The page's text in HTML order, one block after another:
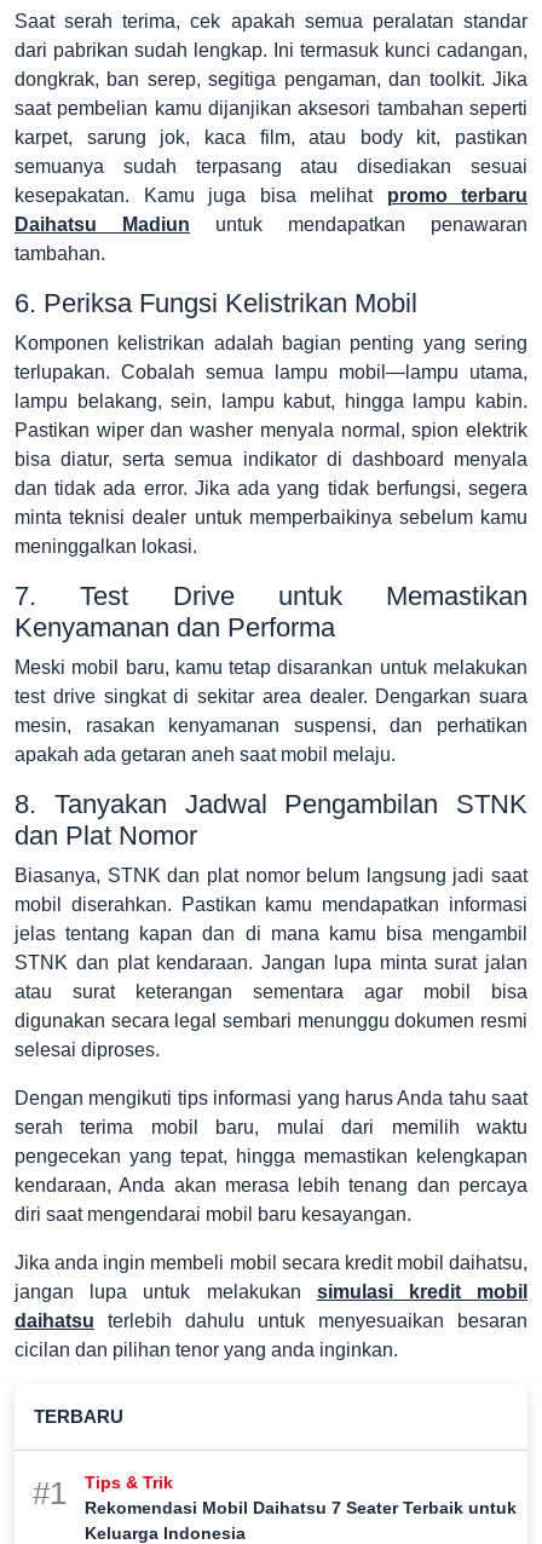
Saat serah terima, cek apakah semua peralatan standar
dari pabrikan sudah lengkap. Ini termasuk kunci cadangan,
dongkrak, ban serep, segitiga pengaman, dan toolkit. Jika
saat pembelian kamu dijanjikan aksesori tambahan seperti
karpet, sarung jok, kaca film, atau body kit, pastikan
semuanya sudah terpasang atau disediakan sesuai
kesepakatan. Kamu juga bisa melihat promo terbaru
Daihatsu Madiun untuk mendapatkan penawaran
tambahan.
6. Periksa Fungsi Kelistrikan Mobil
Komponen kelistrikan adalah bagian penting yang sering
terlupakan. Cobalah semua lampu mobil—lampu utama,
lampu belakang, sein, lampu kabut, hingga lampu kabin.
Pastikan wiper dan washer menyala normal, spion elektrik
bisa diatur, serta semua indikator di dashboard menyala
dan tidak ada error. Jika ada yang tidak berfungsi, segera
minta teknisi dealer untuk memperbaikinya sebelum kamu
meninggalkan lokasi.
7. Test Drive untuk Memastikan
Kenyamanan dan Performa
Meski mobil baru, kamu tetap disarankan untuk melakukan
test drive singkat di sekitar area dealer. Dengarkan suara
mesin, rasakan kenyamanan suspensi, dan perhatikan
apakah ada getaran aneh saat mobil melaju.
8. Tanyakan Jadwal Pengambilan STNK
dan Plat Nomor
Biasanya, STNK dan plat nomor belum langsung jadi saat
mobil diserahkan. Pastikan kamu mendapatkan informasi
jelas tentang kapan dan di mana kamu bisa mengambil
STNK dan plat kendaraan. Jangan lupa minta surat jalan
atau surat keterangan sementara agar mobil bisa
digunakan secara legal sembari menunggu dokumen resmi
selesai diproses.
Dengan mengikuti tips informasi yang harus Anda tahu saat
serah terima mobil baru, mulai dari memilih waktu
pengecekan yang tepat, hingga memastikan kelengkapan
kendaraan, Anda akan merasa lebih tenang dan percaya
diri saat mengendarai mobil baru kesayangan.
Jika anda ingin membeli mobil secara kredit mobil daihatsu,
jangan lupa untuk melakukan simulasi kredit mobil
daihatsu terlebih dahulu untuk menyesuaikan besaran
cicilan dan pilihan tenor yang anda inginkan.
TERBARU
#1
Tips & Trik
Rekomendasi Mobil Daihatsu 7 Seater Terbaik untuk
Keluarga Indonesia